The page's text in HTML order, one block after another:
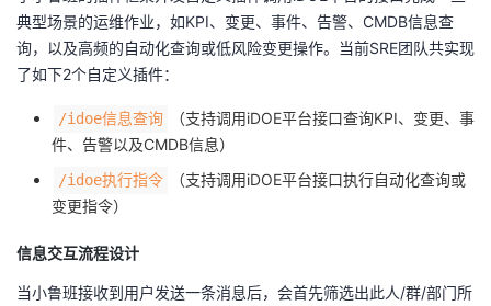
典型场景的运维作业，如KPI、变更、事件、告警、CMDB信息查
询，以及高频的自动化查询或低风险变更操作。当前SRE团队共实现
了如下2个自定义插件：
/idoe信息查询
（支持调用iDOE平台接口查询KPI、变更、事
件、告警以及CMDB信息）
/idoe执行指令
（支持调用iDOE平台接口执行自动化查询或
变更指令）
信息交互流程设计
当小鲁班接收到用户发送一条消息后，会首先筛选出此人/群/部门所